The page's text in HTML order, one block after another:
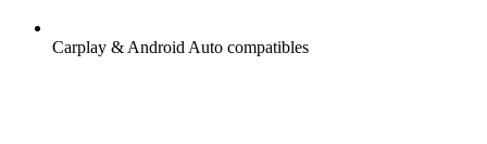
Carplay & Android Auto compatibles